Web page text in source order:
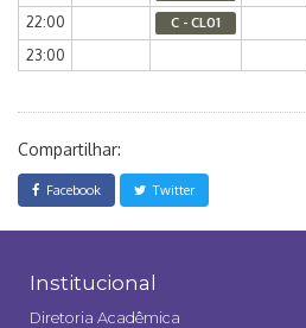
22:00 C - CL01
23:00
Compartilhar:
Facebook Twitter
Institucional
Diretoria Acadêmica